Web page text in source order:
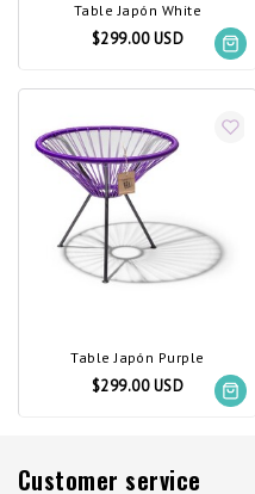
Table Japón White
$299.00 USD
Table Japón Purple
$299.00 USD
Customer service